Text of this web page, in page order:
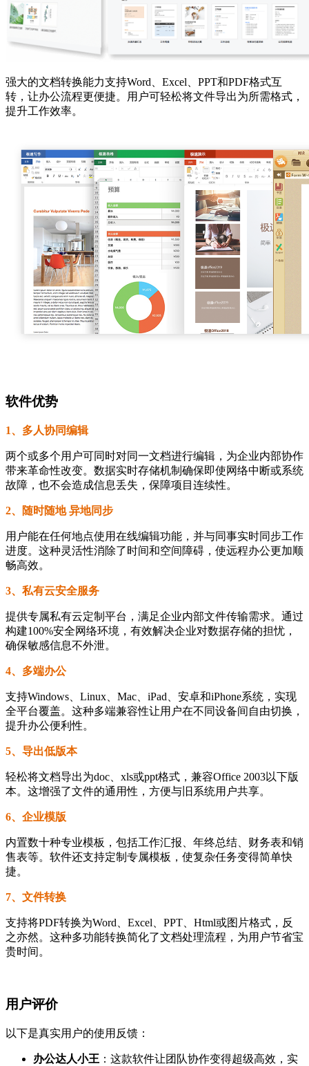
强大的文档转换能力支持Word、Excel、PPT和PDF格式互
转，让办公流程更便捷。用户可轻松将文件导出为所需格式，
提升工作效率。
软件优势
1、多人协同编辑
两个或多个用户可同时对同一文档进行编辑，为企业内部协作
带来革命性改变。数据实时存储机制确保即使网络中断或系统
故障，也不会造成信息丢失，保障项目连续性。
2、随时随地 异地同步
用户能在任何地点使用在线编辑功能，并与同事实时同步工作
进度。这种灵活性消除了时间和空间障碍，使远程办公更加顺
畅高效。
3、私有云安全服务
提供专属私有云定制平台，满足企业内部文件传输需求。通过
构建100%安全网络环境，有效解决企业对数据存储的担忧，
确保敏感信息不外泄。
4、多端办公
支持Windows、Linux、Mac、iPad、安卓和iPhone系统，实现
全平台覆盖。这种多端兼容性让用户在不同设备间自由切换，
提升办公便利性。
5、导出低版本
轻松将文档导出为doc、xls或ppt格式，兼容Office 2003以下版
本。这增强了文件的通用性，方便与旧系统用户共享。
6、企业模版
内置数十种专业模板，包括工作汇报、年终总结、财务表和销
售表等。软件还支持定制专属模板，使复杂任务变得简单快
捷。
7、文件转换
支持将PDF转换为Word、Excel、PPT、Html或图片格式，反
之亦然。这种多功能转换简化了文档处理流程，为用户节省宝
贵时间。
用户评价
以下是真实用户的使用反馈：
办公达人小王 ：这款软件让团队协作变得超级高效，实